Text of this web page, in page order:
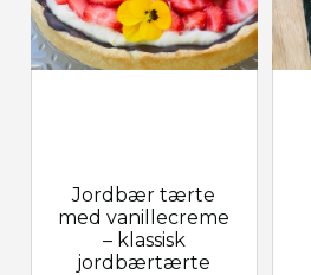
Jordbær tærte
med vanillecreme
– klassisk
jordbærtærte